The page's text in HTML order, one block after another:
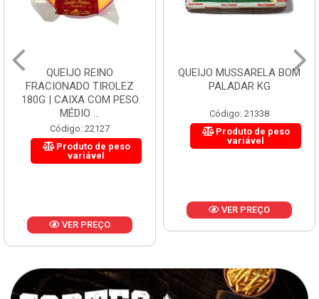
QUEIJO REINO
FRACIONADO TIROLEZ
180G | CAIXA COM PESO
MÉDIO ...
Código: 22127
Produto de peso
variável
VER PREÇO
QUEIJO MUSSARELA BOM
PALADAR KG
Código: 21338
Produto de peso
variável
VER PREÇO